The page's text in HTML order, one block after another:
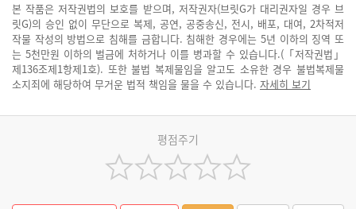
본 작품은 저작권법의 보호를 받으며, 저작권자(브릿G가 대리권자일 경우 브
릿G)의 승인 없이 무단으로 복제, 공연, 공중송신, 전시, 배포, 대여, 2차적저
작물 작성의 방법으로 침해를 금합니다. 침해한 경우에는 5년 이하의 징역 또
는 5천만원 이하의 벌금에 처하거나 이를 병과할 수 있습니다.(「저작권법」
제136조제1항제1호). 또한 불법 복제물임을 알고도 소유한 경우 불법복제물
소지죄에 해당하여 무거운 법적 책임을 물을 수 있습니다. 자세히 보기
평점주기